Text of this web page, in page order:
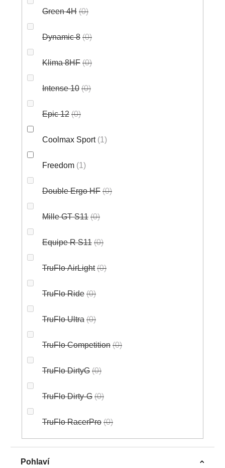
Green 4H 0
Dynamic 8 0
Klima 8HF 0
Intense 10 0
Epic 12 0
Coolmax Sport 1
Freedom 1
Double Ergo HF 0
Mille GT S11 0
Equipe R S11 0
TruFlo AirLight 0
TruFlo Ride 0
TruFlo Ultra 0
TruFlo Competition 0
TruFlo DirtyG 0
TruFlo Dirty-G 0
TruFlo RacerPro 0
Pohlaví